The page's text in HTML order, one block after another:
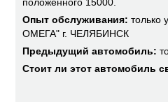
Опыт обслуживания: только
ОМЕГА" г. ЧЕЛЯБИНСК
Предыдущий автомобиль:
Стоит ли этот автомобиль